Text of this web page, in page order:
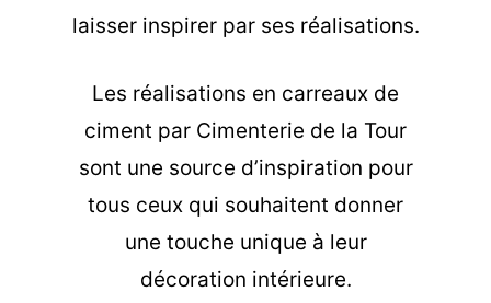
laisser inspirer par ses réalisations.
Les réalisations en carreaux de
ciment par Cimenterie de la Tour
sont une source d’inspiration pour
tous ceux qui souhaitent donner
une touche unique à leur
décoration intérieure.